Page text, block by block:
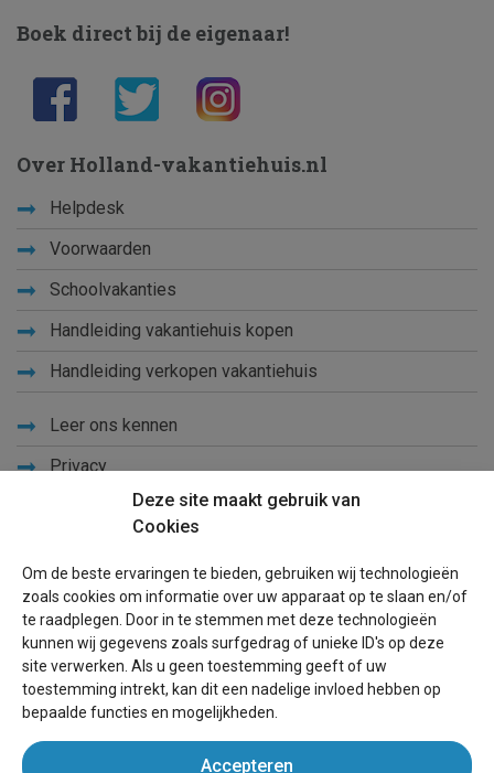
Deze site maakt gebruik van
Cookies
Om de beste ervaringen te bieden, gebruiken wij technologieën
zoals cookies om informatie over uw apparaat op te slaan en/of
te raadplegen. Door in te stemmen met deze technologieën
kunnen wij gegevens zoals surfgedrag of unieke ID's op deze
site verwerken. Als u geen toestemming geeft of uw
toestemming intrekt, kan dit een nadelige invloed hebben op
bepaalde functies en mogelijkheden.
Accepteren
Boek direct bij de eigenaar!
Over Holland-vakantiehuis.nl
Helpdesk
Voorwaarden
Schoolvakanties
Handleiding vakantiehuis kopen
Handleiding verkopen vakantiehuis
Leer ons kennen
Privacy
Blog
Voor eigenaren
Een advertentie plaatsen